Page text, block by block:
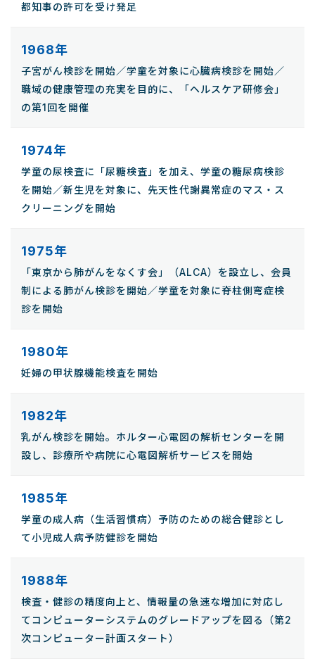
都知事の許可を受け発足
1968年
子宮がん検診を開始／学童を対象に心臓病検診を開始／
職域の健康管理の充実を目的に、「ヘルスケア研修会」
の第1回を開催
1974年
学童の尿検査に「尿糖検査」を加え、学童の糖尿病検診
を開始／新生児を対象に、先天性代謝異常症のマス・ス
クリーニングを開始
1975年
「東京から肺がんをなくす会」（ALCA）を設立し、会員
制による肺がん検診を開始／学童を対象に脊柱側弯症検
診を開始
1980年
妊婦の甲状腺機能検査を開始
1982年
乳がん検診を開始。ホルター心電図の解析センターを開
設し、診療所や病院に心電図解析サービスを開始
1985年
学童の成人病（生活習慣病）予防のための総合健診とし
て小児成人病予防健診を開始
1988年
検査・健診の精度向上と、情報量の急速な増加に対応し
てコンピューターシステムのグレードアップを図る（第2
次コンピューター計画スタート）